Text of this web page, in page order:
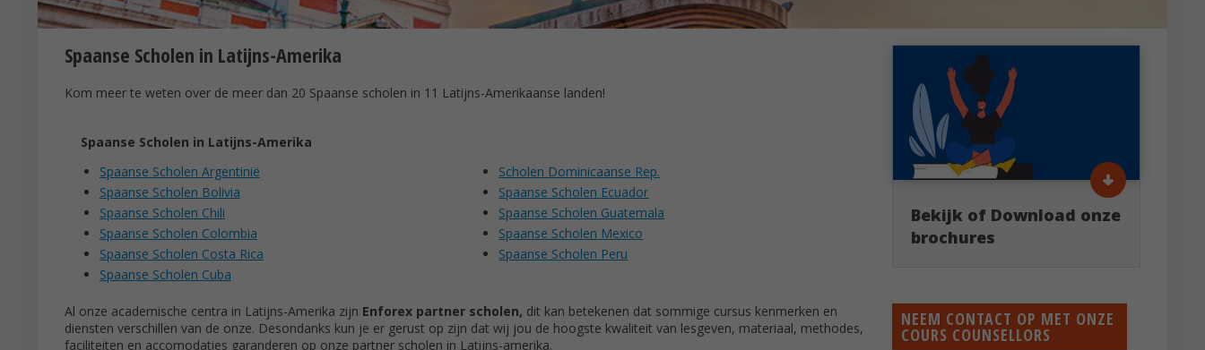
Spaanse Scholen in Latijns-Amerika
Kom meer te weten over de meer dan 20 Spaanse scholen in 11 Latijns-Amerikaanse landen!
Spaanse Scholen in Latijns-Amerika
Spaanse Scholen Argentinië
Spaanse Scholen Bolivia
Spaanse Scholen Chili
Spaanse Scholen Colombia
Spaanse Scholen Costa Rica
Spaanse Scholen Cuba
Scholen Dominicaanse Rep.
Spaanse Scholen Ecuador
Spaanse Scholen Guatemala
Spaanse Scholen Mexico
Spaanse Scholen Peru
Al onze academische centra in Latijns-Amerika zijn Enforex partner scholen, dit kan betekenen dat sommige cursus kenmerken en
diensten verschillen van de onze. Desondanks kun je er gerust op zijn dat wij jou de hoogste kwaliteit van lesgeven, materiaal, methodes,
faciliteiten en accomodaties garanderen op onze partner scholen in Latijns-amerika.
Bekijk of Download onze
brochures
NEEM CONTACT OP MET ONZE
COURS COUNSELLORS